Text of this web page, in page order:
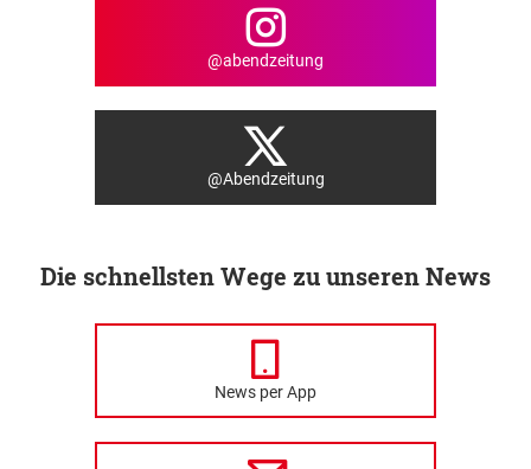
@abendzeitung
@Abendzeitung
Die schnellsten Wege zu unseren News
News per App